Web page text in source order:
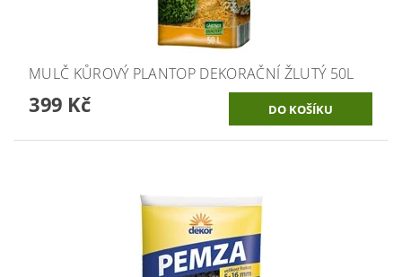
MULČ KŮROVÝ PLANTOP DEKORAČNÍ ŽLUTÝ 50L
399 Kč